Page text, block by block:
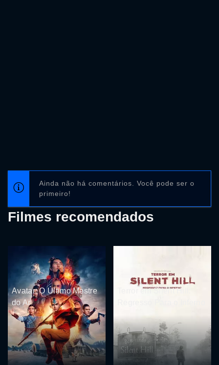
Ainda não há comentários. Você pode ser o
primeiro!
Filmes recomendados
Avatar: O Último Mestre
do Ar
Terror em Silent Hill: